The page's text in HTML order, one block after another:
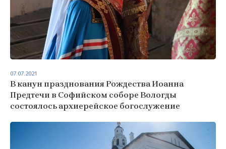
В канун празднования Рождества Иоанна
Предтечи в Софийском соборе Вологды
состоялось архиерейское богослужение
07.07.2021